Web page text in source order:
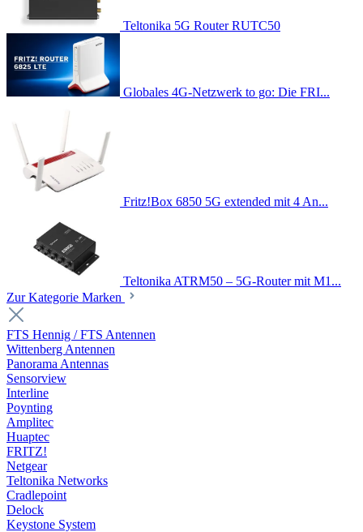
Teltonika 5G Router RUTC50
Globales 4G-Netzwerk to go: Die FRI...
Fritz!Box 6850 5G extended mit 4 An...
Teltonika ATRM50 – 5G-Router mit M1...
Zur Kategorie Marken
FTS Hennig / FTS Antennen
Wittenberg Antennen
Panorama Antennas
Sensorview
Interline
Poynting
Amplitec
Huaptec
FRITZ!
Netgear
Teltonika Networks
Cradlepoint
Delock
Keystone System